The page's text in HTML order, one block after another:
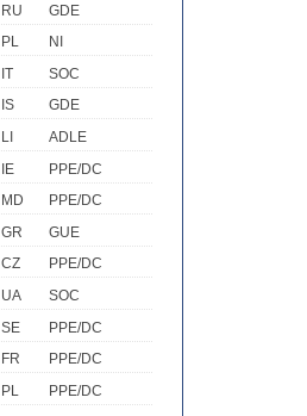
RU
GDE
PL
NI
IT
SOC
IS
GDE
LI
ADLE
IE
PPE/DC
MD
PPE/DC
GR
GUE
CZ
PPE/DC
UA
SOC
SE
PPE/DC
FR
PPE/DC
PL
PPE/DC